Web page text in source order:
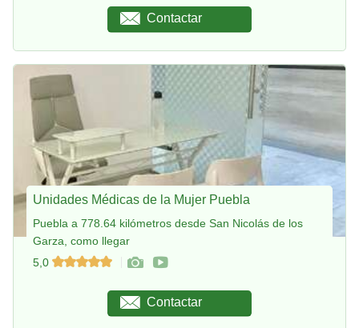
Contactar
Unidades Médicas de la Mujer Puebla
Puebla a 778.64 kilómetros desde San Nicolás de los
Garza, como llegar
5,0
Contactar